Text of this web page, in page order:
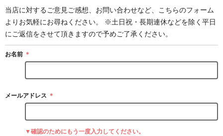
当店に対するご意見ご感想、お問い合わせなど、こちらのフォーム
よりお気軽にお尋ねください。 ※土日祝・長期連休などを除く平日
にご返信をさせて頂きますので予めご了承ください。
お名前 ＊
メールアドレス ＊
▼確認のためにもう一度入力してください。